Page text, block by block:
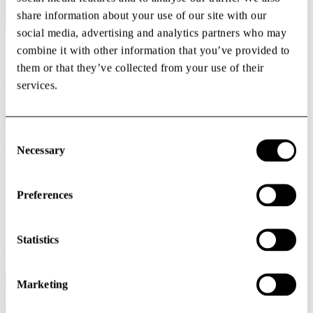
share information about your use of our site with our
social media, advertising and analytics partners who may
combine it with other information that you’ve provided to
them or that they’ve collected from your use of their
services.
Selection
Necessary
Preferences
Statistics
Marketing
Olssons Mat
Bakom Olssons Mat står Henrik Olsson, kökschef med lång
Öppet måndag–fredag, 11.00–13.30.
"Vårt största mål är att våra kunder ska se Olssons Mat
som sitt utökade vardagsrum – en plats att arbeta, fira